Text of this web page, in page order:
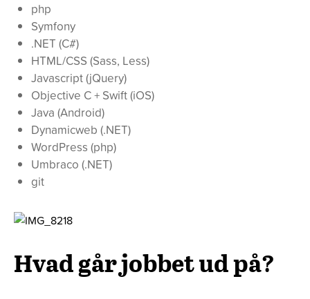
php
Symfony
.NET (C#)
HTML/CSS (Sass, Less)
Javascript (jQuery)
Objective C + Swift (iOS)
Java (Android)
Dynamicweb (.NET)
WordPress (php)
Umbraco (.NET)
git
Hvad går jobbet ud på?